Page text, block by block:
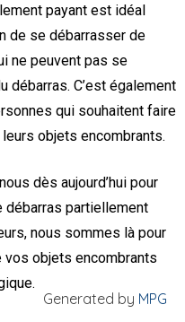
payant est idéal
de se débarrasser de
ne peuvent pas se
débarras. C’est également
qui souhaitent faire
objets encombrants.
dès aujourd’hui pour
débarras partiellement
nous sommes là pour
vos objets encombrants
Generated by MPG